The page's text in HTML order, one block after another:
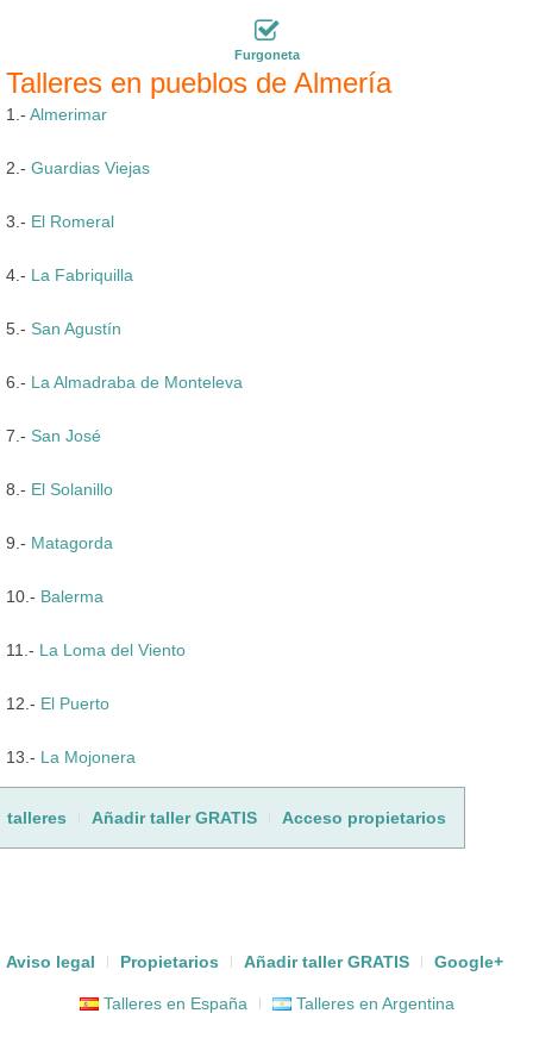
Furgoneta
Talleres en pueblos de Almería
1.- Almerimar
2.- Guardias Viejas
3.- El Romeral
4.- La Fabriquilla
5.- San Agustín
6.- La Almadraba de Monteleva
7.- San José
8.- El Solanillo
9.- Matagorda
10.- Balerma
11.- La Loma del Viento
12.- El Puerto
13.- La Mojonera
talleres Añadir taller GRATIS Acceso propietarios
Aviso legal Propietarios Añadir taller GRATIS Google+
Talleres en España Talleres en Argentina